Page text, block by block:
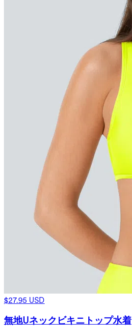
$27.95 USD
無地Uネックビキニトップ水着